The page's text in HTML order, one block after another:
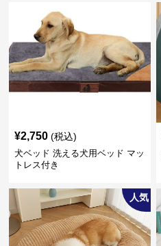
¥2,750 (税込)
犬ベッド 洗える犬用ベッド マッ
トレス付き
人気